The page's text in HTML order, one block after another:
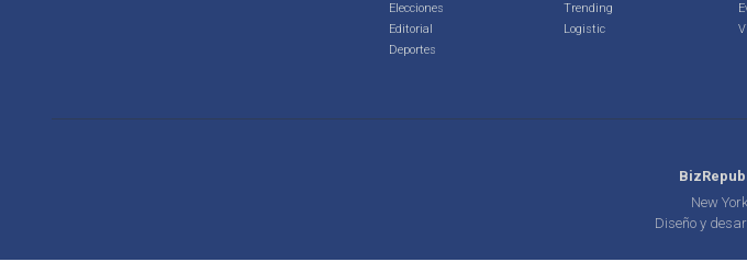
Elecciones
Editorial
Deportes
Trending
Logistic
New
Diseño y